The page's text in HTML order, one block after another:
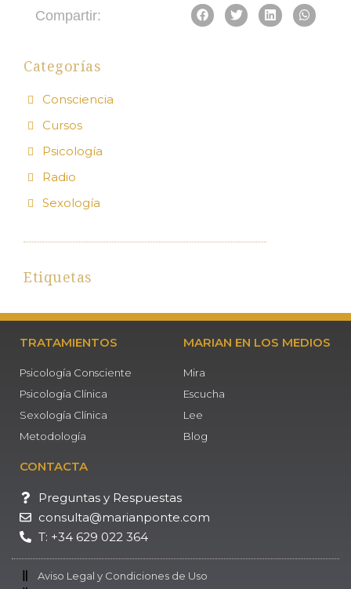
Compartir:
Categorías
Consciencia
Cursos
Psicología
Radio
Sexología
Etiquetas
TRATAMIENTOS
Psicología Consciente
Psicología Clínica
Sexología Clínica
Metodología
MARIAN EN LOS MEDIOS
Mira
Escucha
Lee
Blog
CONTACTA
Preguntas y Respuestas
consulta@marianponte.com
T: +34 629 022 364
Aviso Legal y Condiciones de Uso